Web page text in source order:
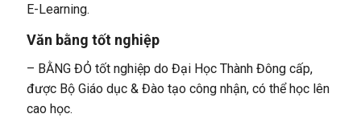
E-Learning.
Văn bằng tốt nghiệp
– BẰNG ĐỎ tốt nghiệp do Đại Học Thành Đông cấp,
được Bộ Giáo dục & Đào tạo công nhận, có thể học lên
cao học.